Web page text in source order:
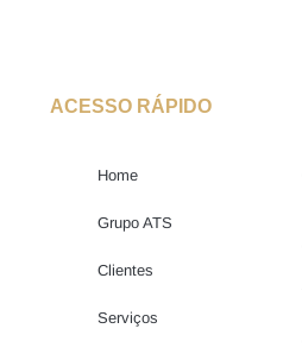
ACESSO RÁPIDO
Home
Grupo ATS
Clientes
Serviços